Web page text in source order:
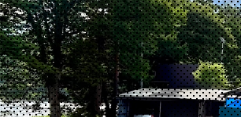
トがあります。
（初心者向け）体験も
色などのポイントを解
ゲラ・コゲラ・カラ
八千穂
リアを対象にご紹介さ
て八ヶ岳ブルーを楽し
沢の絶景の滝など、周
ます。
上田
あれば観光や遊びにお
立ち寄ってみてはいか
地域の山間部では温泉
刺激で清潔な源泉かけ
を見ながらの露天風呂
みはら
々でお楽しみ頂けま
も良いですが、ここ松
頂きたいです。紅葉を
ご紹介しております。
佐久穂町・『
ク』ルアー・
シング・キャ
の１つや、大パノラマ
。
時ホームページに上げ
井沢の離山、八ヶ岳な
釣りで有名です。へら
、当旅館へ足を運ぶ程
ご家族、やご友人など
宿泊料金をこちらから
しております。 客
ています） 収容人
畳、中広間２６ 畳、小
人用 各１（サウナは
ります。 食堂：50名